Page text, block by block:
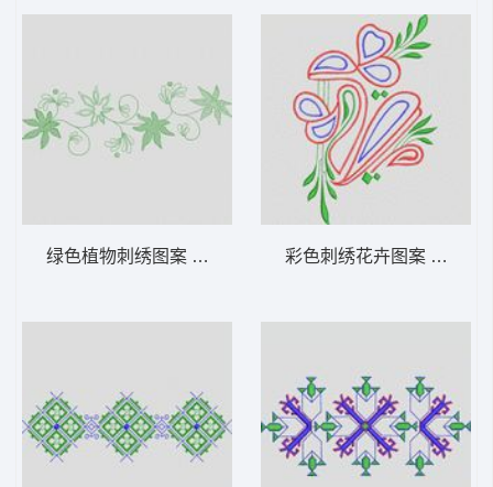
绿色植物刺绣图案 植物花型 彩色刺绣花卉图案 植物花